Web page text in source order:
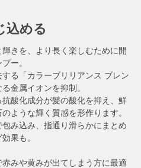
込める
きを、より長く楽しむために開
ー。
る「カラーブリリアンス ブレン
金属イオンを抑制。
酸化成分が髪の酸化を抑え、鮮
ような輝く質感を形作ります。
み込み、指通り滑らかにまとめ
果も。
みや黄みが出てしまう方に最適